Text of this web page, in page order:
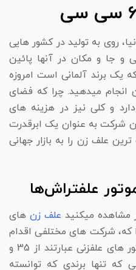
روی به تولید در کشور هایی
و جا و مکان در آنها پائین
یک برند آلمانی است امروزه
میدهید. چرا که فضای
و کلی نیز در هزینه های
شرکت به عنوان یک ابرقدرت
علف زن را به بازار جهانی
علفتراش‌ها
مشاهده میکنید علف زن های
که، شرکت های مختلفی اقدام
به تولید آن کرده‌اند. قدرت موتور های علفزنی عبارتند از 35 و
و 68 سی سی که تنها برندی که توانسته